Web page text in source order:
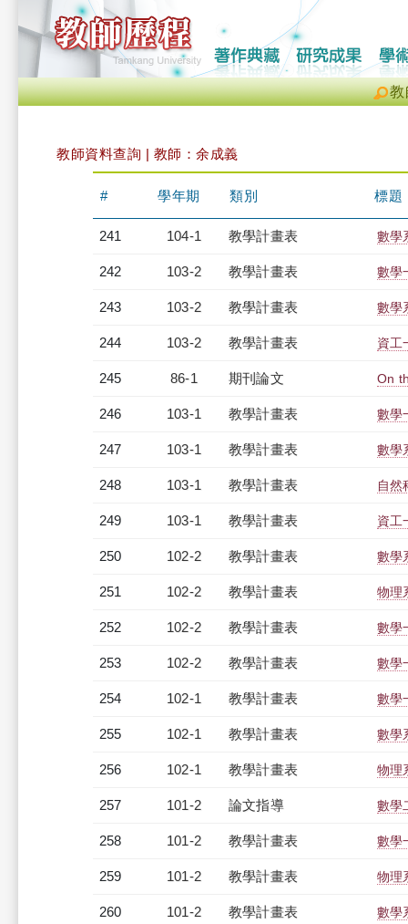
教
教師資料查詢 | 教師：余成義
# 學年期 類別 標題
241 104-1 教學計畫表 數學
242 103-2 教學計畫表 數學
243 103-2 教學計畫表 數學
244 103-2 教學計畫表 資工
245 86-1 期刊論文 On
246 103-1 教學計畫表 數學
247 103-1 教學計畫表 數學
248 103-1 教學計畫表 自然
249 103-1 教學計畫表 資工
250 102-2 教學計畫表 數學
251 102-2 教學計畫表 物理
252 102-2 教學計畫表 數學
253 102-2 教學計畫表 數學
254 102-1 教學計畫表 數學
255 102-1 教學計畫表 數學
256 102-1 教學計畫表 物理
257 101-2 論文指導 數學
258 101-2 教學計畫表 數學
259 101-2 教學計畫表 物理
260 101-2 教學計畫表 數學